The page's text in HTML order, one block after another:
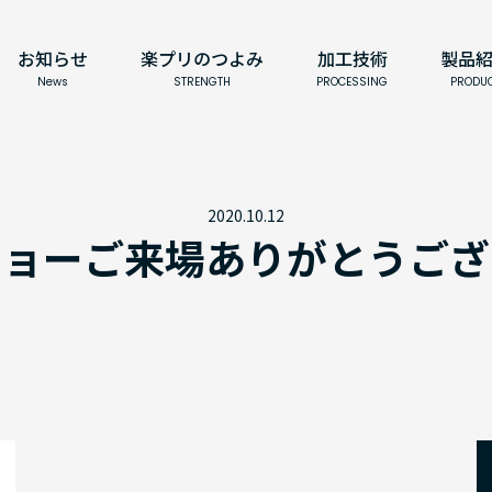
お知らせ
News
楽プリのつよみ
STRENGTH
加工技術
PROCESSING
製品
2020.10.12
ーご来場ありがとうご